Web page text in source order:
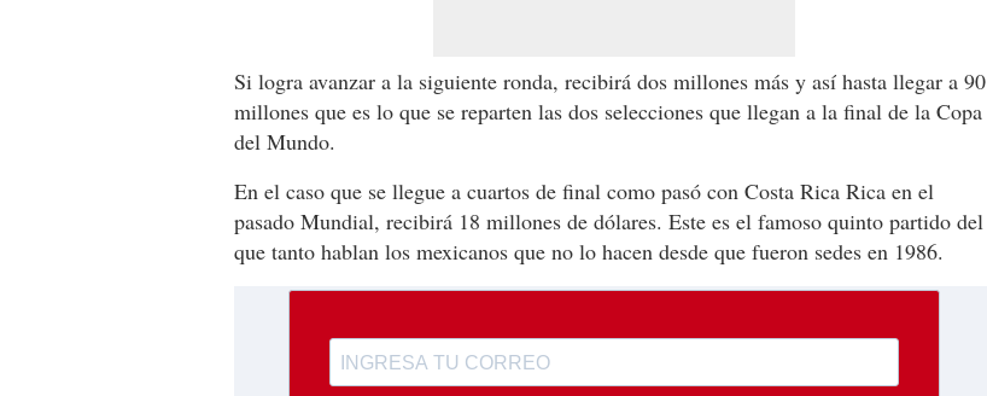
Si logra avanzar a la siguiente ronda, recibirá dos millones más y así hasta llegar a 90
millones que es lo que se reparten las dos selecciones que llegan a la final de la Copa
del Mundo.
En el caso que se llegue a cuartos de final como pasó con Costa Rica Rica en el
pasado Mundial, recibirá 18 millones de dólares. Este es el famoso quinto partido del
que tanto hablan los mexicanos que no lo hacen desde que fueron sedes en 1986.